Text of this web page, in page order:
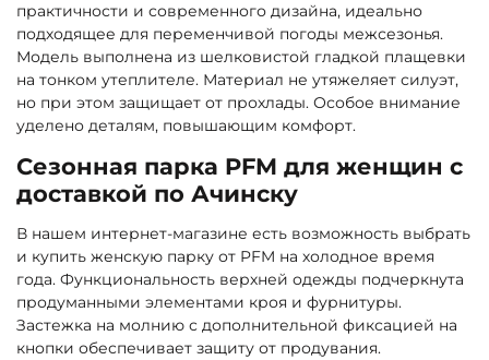
практичности и современного дизайна, идеально
подходящее для переменчивой погоды межсезонья.
Модель выполнена из шелковистой гладкой плащевки
на тонком утеплителе. Материал не утяжеляет силуэт,
но при этом защищает от прохлады. Особое внимание
уделено деталям, повышающим комфорт.
Сезонная парка PFM для женщин с
доставкой по Ачинску
В нашем интернет-магазине есть возможность выбрать
и купить женскую парку от PFM на холодное время
года. Функциональность верхней одежды подчеркнута
продуманными элементами кроя и фурнитуры.
Застежка на молнию с дополнительной фиксацией на
кнопки обеспечивает защиту от продувания.